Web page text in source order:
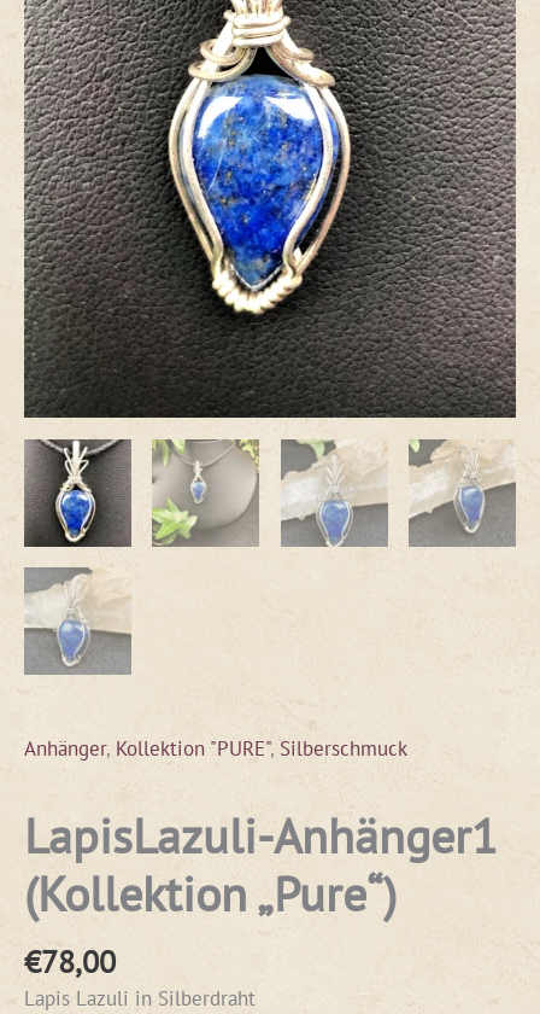
Anhänger, Kollektion "PURE", Silberschmuck
LapisLazuli-Anhänger1
(Kollektion „Pure“)
€78,00
Lapis Lazuli in Silberdraht